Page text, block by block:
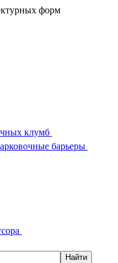
форм
клумб
барьеры